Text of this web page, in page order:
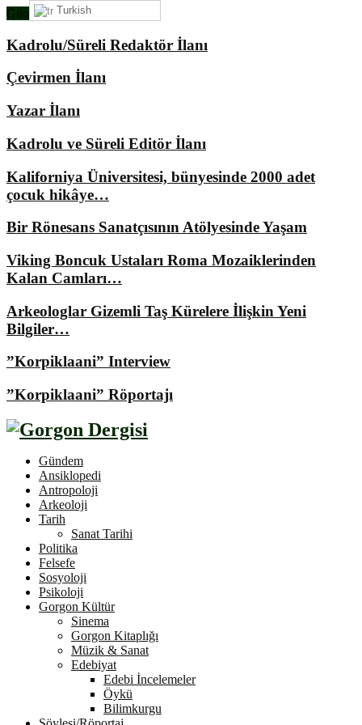
Gündemimizde Ne Var?
Kadrolu/Süreli Redaktör İlanı
Çevirmen İlanı
Yazar İlanı
Kadrolu ve Süreli Editör İlanı
Kaliforniya Üniversitesi, bünyesinde 2000 adet
çocuk hikâye…
Bir Rönesans Sanatçısının Atölyesinde Yaşam
Viking Boncuk Ustaları Roma Mozaiklerinden
Kalan Camları…
Arkeologlar Gizemli Taş Kürelere İlişkin Yeni
Bilgiler…
”Korpiklaani” Interview
”Korpiklaani” Röportajı
Gündem
Ansiklopedi
Antropoloji
Arkeoloji
Tarih
Sanat Tarihi
Politika
Felsefe
Sosyoloji
Psikoloji
Gorgon Kültür
Sinema
Gorgon Kitaplığı
Müzik & Sanat
Edebiyat
Edebi İncelemeler
Öykü
Bilimkurgu
Turkish